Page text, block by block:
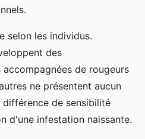
selon les individus.
des
de rougeurs
ne présentent aucun
de sensibilité
d'une infestation naissante.